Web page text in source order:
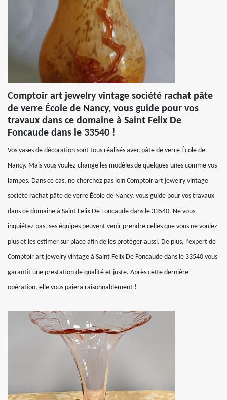
Comptoir art jewelry vintage société rachat pâte
de verre École de Nancy, vous guide pour vos
travaux dans ce domaine à Saint Felix De
Foncaude dans le 33540 !
Vos vases de décoration sont tous réalisés avec pâte de verre École de
Nancy. Mais vous voulez change les modèles de quelques-unes comme vos
lampes. Dans ce cas, ne cherchez pas loin Comptoir art jewelry vintage
société rachat pâte de verre École de Nancy, vous guide pour vos travaux
dans ce domaine à Saint Felix De Foncaude dans le 33540. Ne vous
inquiétez pas, ses équipes peuvent venir prendre celles que vous ne voulez
plus et les estimer sur place afin de les protéger aussi. De plus, l’expert de
Comptoir art jewelry vintage à Saint Felix De Foncaude dans le 33540 vous
garantit une prestation de qualité et juste. Après cette dernière
opération, elle vous paiera raisonnablement !